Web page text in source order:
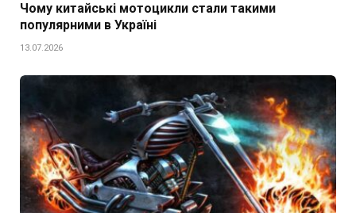
Чому китайські мотоцикли стали такими
популярними в Україні
13.07.2026